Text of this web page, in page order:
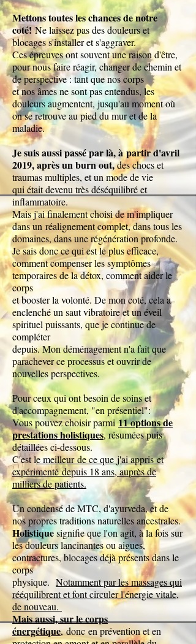
Mettons toutes les chances de notre
coté!Ne laissez pas des douleurs et
blocages s'installer et s'aggraver.
Ces épreuves ont souvent une raison d'être,
pour nous faire réagir, changer de chemin et
de perspective : tant que nos corps
et nos âmes ne sont pas entendus, les
douleurs augmentent, jusqu'au moment où
on se retrouve au pied du mur et de la
maladie.
Je suis aussi passé par là, àpartir d'avril
2019, après un burn out,des chocs et
traumas multiples, et un mode de vie
qui était devenu très déséquilibré et
inflammatoire.
Mais j'ai finalement choisi de m'impliquer
dans un réalignement complet, dans tous les
domaines, dans une régénération profonde.
Je sais donc ce qui est le plus efficace,
comment compenser les symptômes
temporaires de la détox, comment aider le
corps
et booster la volonté. De mon coté, cela a
enclenché un saut vibratoire et un éveil
spirituel puissants, que je continue de
compléter
depuis. Mon déménagement n'a fait que
parachever ce processus et ouvrir de
nouvelles perspectives.
Pour ceux qui ont besoin de soins et
d'accompagnement, "en présentiel":
Vous pouvez choisir parmi11 options de
prestations holistiques, résumées puis
détaillées ci-dessous.
C'est le meilleurde ce quej'ai appriset
expérimentédepuis 18 ans, auprès de
milliers de patients.
Un condensé de MTC, d'ayurveda, et de
nos propres traditions naturelles ancestrales.
Holistiquesignifie que l'on agit, à la fois sur
les douleurs lancinantes ou aigues,
contractures, blocages déjà présents dans le
corps
physique. Notamment par les massages qui
rééquilibrent et font circuler l'énergie vitale,
de nouveau.
Mais aussi, sur le corps
énergétique,donc en prévention et en